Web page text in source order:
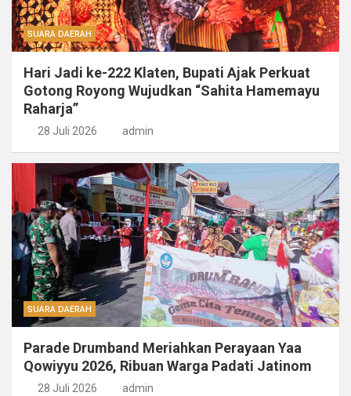
SUARA DAERAH
Hari Jadi ke-222 Klaten, Bupati Ajak Perkuat
Gotong Royong Wujudkan “Sahita Hamemayu
Raharja”
28 Juli 2026 admin
SUARA DAERAH
Parade Drumband Meriahkan Perayaan Yaa
Qowiyyu 2026, Ribuan Warga Padati Jatinom
28 Juli 2026 admin